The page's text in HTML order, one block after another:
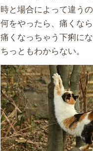
時と場合によって違うの
何をやったら、痛くな
痛くなっちゃう下痢にな
ちっともわからない。